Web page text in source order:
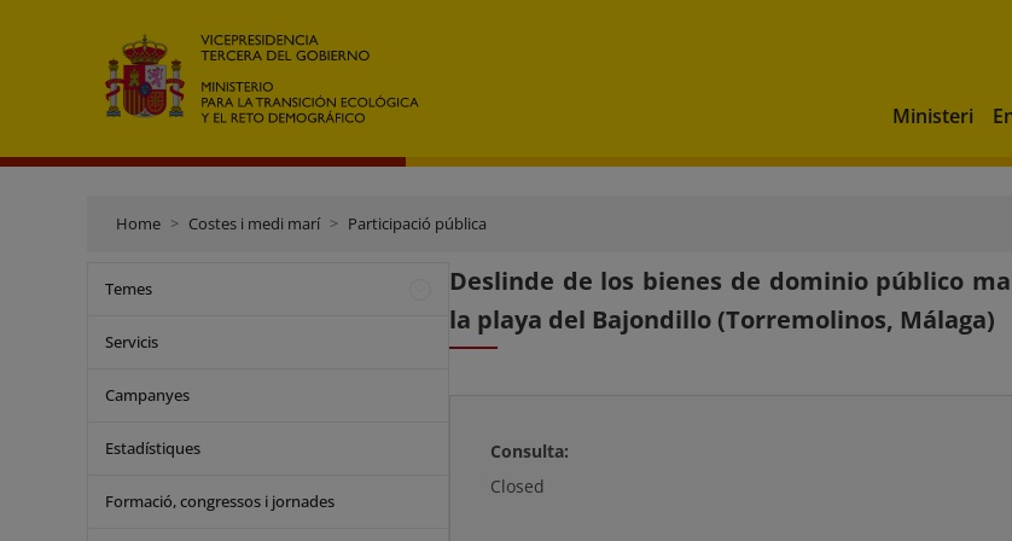
Ministeri
Home Costes i medi marí Participació pública
Temes
Servicis
Campanyes
Estadístiques
Formació, congressos i jornades
Deslinde de los bienes de dominio público
la playa del Bajondillo (Torremolinos, Málaga)
Consulta:
Closed